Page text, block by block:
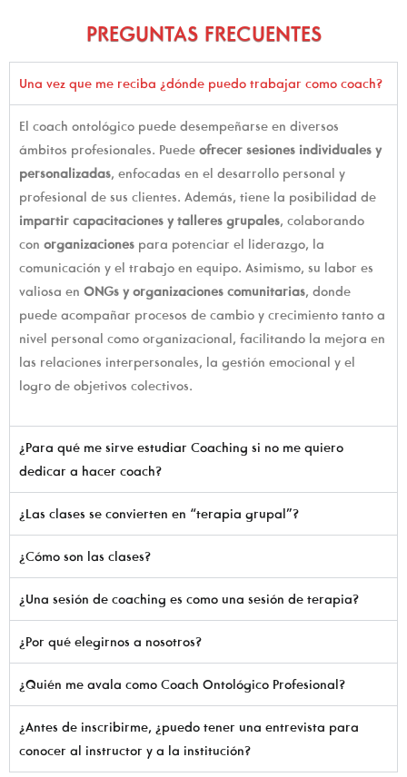
PREGUNTAS FRECUENTES
Una vez que me reciba ¿dónde puedo trabajar como coach?
El coach ontológico puede desempeñarse en diversos
ámbitos profesionales. Puede ofrecer sesiones individuales y
personalizadas, enfocadas en el desarrollo personal y
profesional de sus clientes. Además, tiene la posibilidad de
impartir capacitaciones y talleres grupales, colaborando
con organizaciones para potenciar el liderazgo, la
comunicación y el trabajo en equipo. Asimismo, su labor es
valiosa en ONGs y organizaciones comunitarias, donde
puede acompañar procesos de cambio y crecimiento tanto a
nivel personal como organizacional, facilitando la mejora en
las relaciones interpersonales, la gestión emocional y el
logro de objetivos colectivos.
¿Para qué me sirve estudiar Coaching si no me quiero
dedicar a hacer coach?
¿Las clases se convierten en “terapia grupal”?
¿Cómo son las clases?
¿Una sesión de coaching es como una sesión de terapia?
¿Por qué elegirnos a nosotros?
¿Quién me avala como Coach Ontológico Profesional?
¿Antes de inscribirme, ¿puedo tener una entrevista para
conocer al instructor y a la institución?